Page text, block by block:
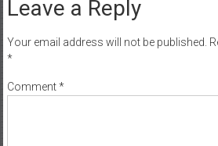
Leave a Reply
Your email address will not be published.
*
Comment*